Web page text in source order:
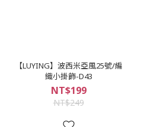
【LUYING】波西米亞風25號/編
織小掛飾-D43
NT$199
NT$249